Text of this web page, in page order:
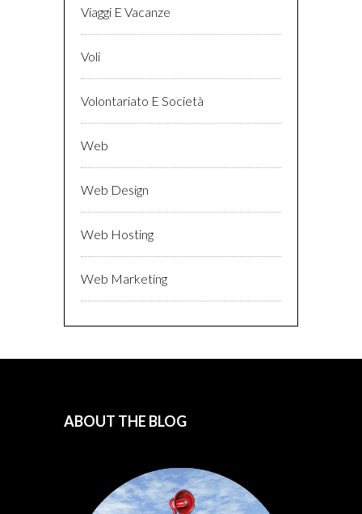
Viaggi E Vacanze
Voli
Volontariato E Società
Web
Web Design
Web Hosting
Web Marketing
ABOUT THE BLOG